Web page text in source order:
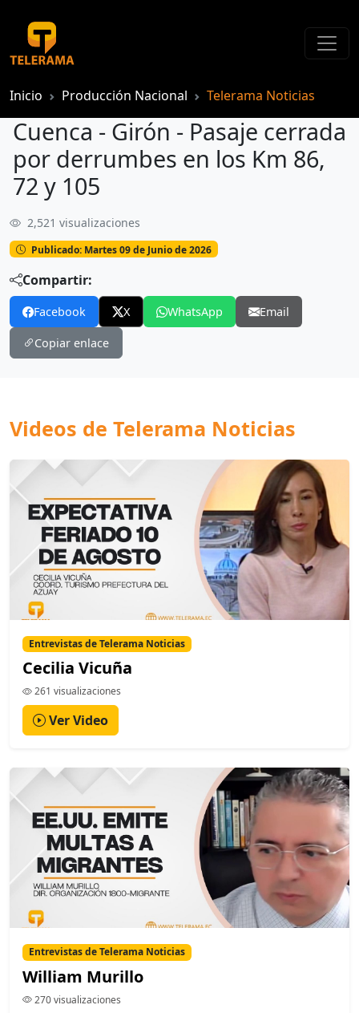
Inicio Producción Nacional Telerama Noticias
Cuenca - Girón - Pasaje cerrada
por derrumbes en los Km 86,
72 y 105
2,521 visualizaciones
Publicado: Martes 09 de Junio de 2026
Compartir:
Facebook X WhatsApp Email
Copiar enlace
Videos de Telerama Noticias
Entrevistas de Telerama Noticias
Cecilia Vicuña
261 visualizaciones
Ver Video
Entrevistas de Telerama Noticias
William Murillo
270 visualizaciones